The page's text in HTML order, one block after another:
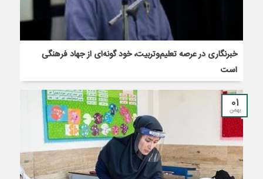
خبرنگاری در عرصه تعلیم‌وتربیت، خود گونه‌ای از جهاد فرهنگی
است
01
بهمن